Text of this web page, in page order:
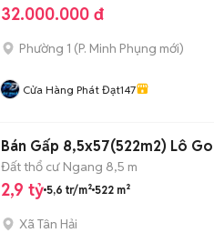
32.000.000 đ
Phường 1 (P. Minh Phụng mới)
Cửa Hàng Phát Đạt147
Bán Gấp 8,5x57(522m2) Lô
Đất thổ cư Ngang 8,5 m
2,9 tỷ 5,6 tr/m² 522 m²
Xã Tân Hải